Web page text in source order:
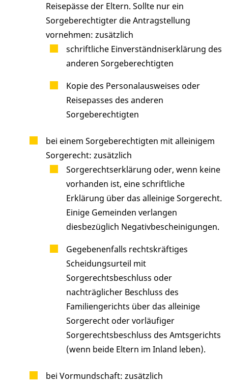
Reisepässe der Eltern. Sollte nur ein
Sorgeberechtigter die Antragstellung
vornehmen: zusätzlich
schriftliche Einverständniserklärung des
anderen Sorgeberechtigten
Kopie des Personalausweises oder
Reisepasses des anderen
Sorgeberechtigten
bei einem Sorgeberechtigten mit alleinigem
Sorgerecht: zusätzlich
Sorgerechtserklärung oder, wenn keine
vorhanden ist, eine schriftliche
Erklärung über das alleinige Sorgerecht.
Einige Gemeinden verlangen
diesbezüglich Negativbescheinigungen.
Gegebenenfalls rechtskräftiges
Scheidungsurteil mit
Sorgerechtsbeschluss oder
nachträglicher Beschluss des
Familiengerichts über das alleinige
Sorgerecht oder vorläufiger
Sorgerechtsbeschluss des Amtsgerichts
(wenn beide Eltern im Inland leben).
bei Vormundschaft: zusätzlich